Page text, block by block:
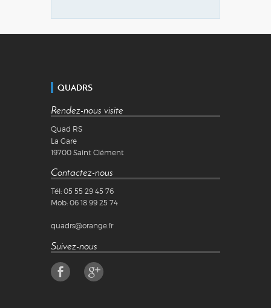
QUADRS
Rendez-nous visite
Quad RS
La Gare
19700 Saint Clément
Contactez-nous
Tél: 05 55 29 45 76
Mob: 06 18 99 25 74
quadrs@orange.fr
Suivez-nous